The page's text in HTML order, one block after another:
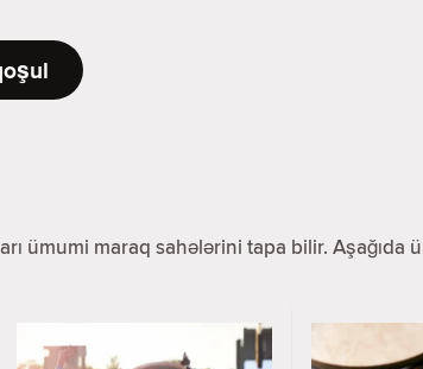
ümumi maraq sahələrini tapa bilir. Aşağıda